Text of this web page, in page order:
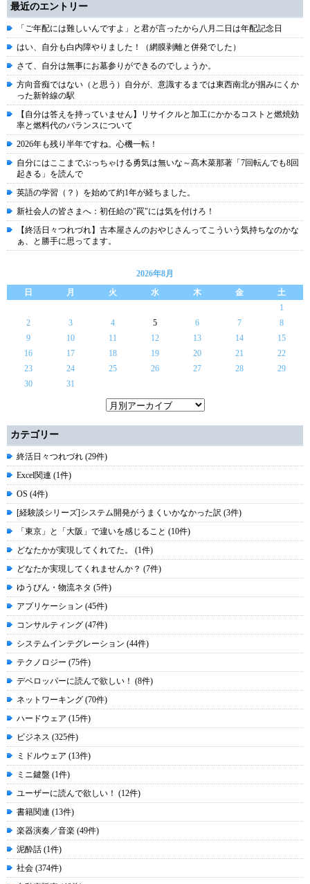
最近のエントリー
「ご年配には難しいんですよ」と君が言ったから八月二日は年配記念日
はい、自分も白内障やりました！（網膜剥離と併発でした）
さて、自分は無事にお墓参りができるのでしょうか。
方向音痴ではない（と思う）自分が、意識するまでは東西南北が掴みにくか
った新幹線の駅
【自分は答えを持っていません】リサイクルと加工にかかるコストと燃焼効
率と燃料代のバランスについて
2026年も残り半年ですね。心機一転！
自分にはここまでぶっちゃける勇気は無いな～髙木菜那著「7回転んでも8回
起きる」を読んで
英語の学習（？）を始めて約1年が経ちました。
新社会人の皆さまへ：初任給の"罠"には気を付けろ！
【終活日々つれづれ】古本屋さんのおやじさんってこういう気持ちなのかな
ぁ、と勝手に思ってます。
2026年8月
日
月 火 水 木 金
土
1
2
3 4 5 6 7
8
9
10 11 12 13 14
15
16
17 18 19 20 21
22
23
24 25 26 27 28
29
30
31
カテゴリー
終活日々つれづれ (29件)
Excel関連 (1件)
OS (4件)
[経験談シリーズ]システム開発がうまくいかなかった訳 (3件)
「東京」と「大阪」で違いを感じること (10件)
どなたかが実現してくれてた。 (1件)
どなたか実現してくれませんか？ (7件)
ゆうびん・物流ネタ (5件)
アプリケーション (45件)
コンサルティング (47件)
システムインテグレーション (44件)
テクノロジー (75件)
デベロッパーに読んで欲しい！ (8件)
ネットワーキング (70件)
ハードウェア (15件)
ビジネス (325件)
ミドルウェア (13件)
ミニ鍵盤 (1件)
ユーザーに読んで欲しい！ (12件)
書籍関連 (13件)
楽器演奏／音楽 (49件)
泥酔話 (1件)
社会 (374件)